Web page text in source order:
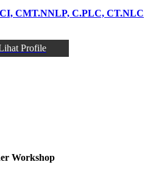
CI, CMT.NNLP, C.PLC, CT.NLC
Profile
Workshop